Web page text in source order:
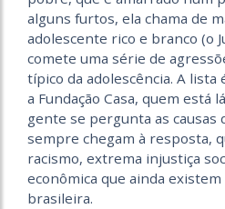
alguns furtos, ela chama de
adolescente rico e branco (o
comete uma série de
típico da adolescência. A lista
a Fundação Casa, quem está
gente se pergunta as causas
sempre chegam à resposta,
racismo, extrema injustiça
econômica que ainda existem
brasileira.